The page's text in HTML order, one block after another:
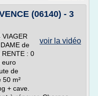
(06140) - 3
voir la vidéo
de
: 0
euro
de
50 m²
+ cave.